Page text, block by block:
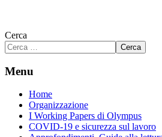
Cerca
Cerca
Menu
Home
Organizzazione
I Working Papers di Olympus
COVID-19 e sicurezza sul lavoro